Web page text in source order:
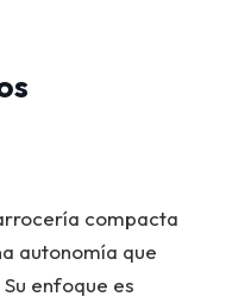
compacta
autonomía que
enfoque es